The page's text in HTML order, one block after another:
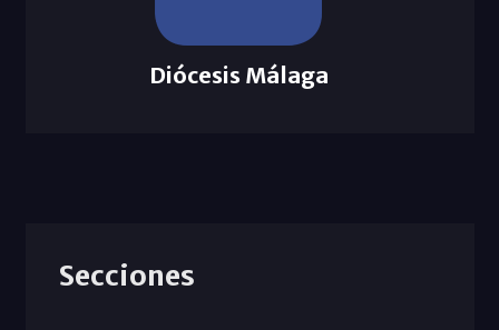
Diócesis Málaga
Secciones